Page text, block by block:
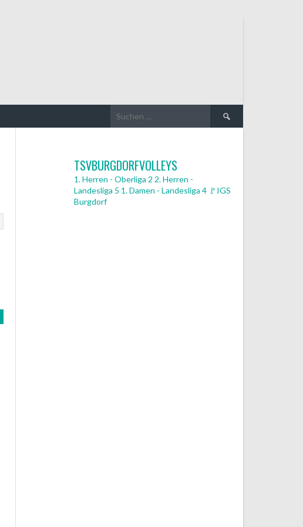
Suchen
nach:
TSVBURGDORFVOLLEYS
1. Herren - Oberliga 2 2. Herren -
Landesliga 5 1. Damen - Landesliga 4 🚩IGS
Burgdorf